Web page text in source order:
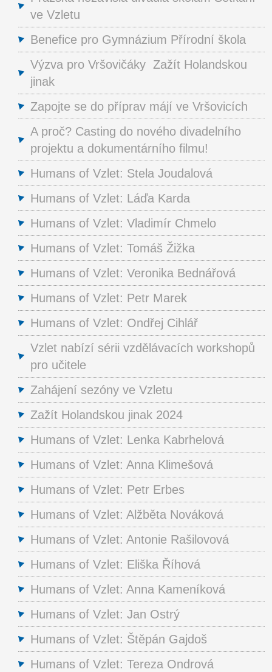
ve Vzletu
Benefice pro Gymnázium Přírodní škola
Výzva pro Vršovičáky Zažít Holandskou
jinak
Zapojte se do příprav májí ve Vršovicích
A proč? Casting do nového divadelního
projektu a dokumentárního filmu!
Humans of Vzlet: Stela Joudalová
Humans of Vzlet: Láďa Karda
Humans of Vzlet: Vladimír Chmelo
Humans of Vzlet: Tomáš Žižka
Humans of Vzlet: Veronika Bednářová
Humans of Vzlet: Petr Marek
Humans of Vzlet: Ondřej Cihlář
Vzlet nabízí sérii vzdělávacích workshopů
pro učitele
Zahájení sezóny ve Vzletu
Zažít Holandskou jinak 2024
Humans of Vzlet: Lenka Kabrhelová
Humans of Vzlet: Anna Klimešová
Humans of Vzlet: Petr Erbes
Humans of Vzlet: Alžběta Nováková
Humans of Vzlet: Antonie Rašilovová
Humans of Vzlet: Eliška Říhová
Humans of Vzlet: Anna Kameníková
Humans of Vzlet: Jan Ostrý
Humans of Vzlet: Štěpán Gajdoš
Humans of Vzlet: Tereza Ondrová